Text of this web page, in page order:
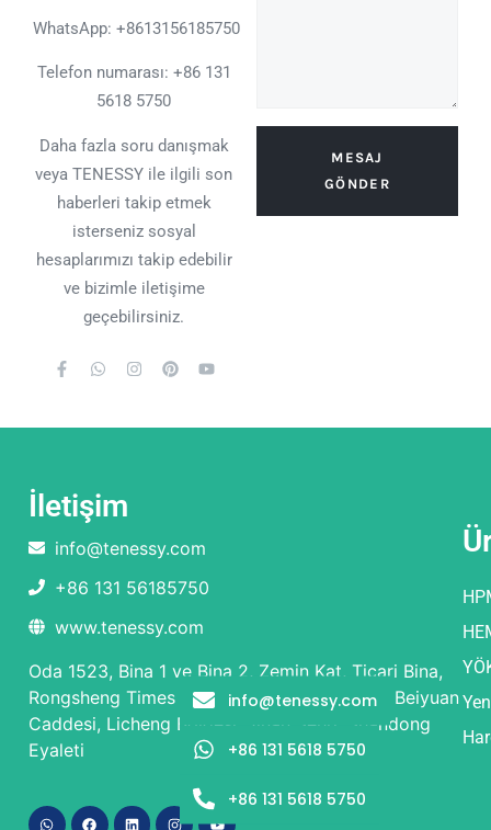
WhatsApp: +8613156185750
Telefon numarası: +86 131
5618 5750
Daha fazla soru danışmak
veya TENESSY ile ilgili son
haberleri takip etmek
isterseniz sosyal
hesaplarımızı takip edebilir
ve bizimle iletişime
geçebilirsiniz.
MESAJ
GÖNDER
İletişim
info@tenessy.com
+86 131 56185750
www.tenessy.com
Oda 1523, Bina 1 ve Bina 2, Zemin Kat, Ticari Bina,
Rongsheng Times International Plaza, No. 9 Beiyuan
Caddesi, Licheng Bölgesi, Jinan Şehri, Shandong
Eyaleti
info@tenessy.com
+86 131 5618 5750
+86 131 5618 5750